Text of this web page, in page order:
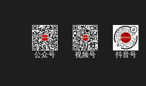
公众号 视频号 抖音号